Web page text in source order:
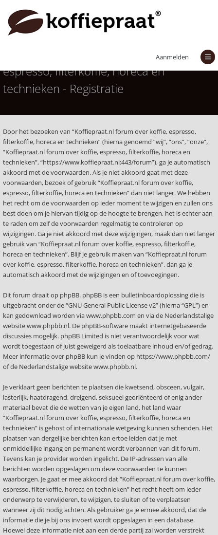
Aanmelden
Koffiepraat.nl forum over koffie,
espresso, filterkoffie, horeca en
technieken - Registratie
Door het bezoeken van “Koffiepraat.nl forum over koffie, espresso,
filterkoffie, horeca en technieken” (hierna genoemd “wij”, “ons”, “onze”,
“Koffiepraat.nl forum over koffie, espresso, filterkoffie, horeca en
technieken”, “https://www.koffiepraat.nl:443/forum”), ga je automatisch
akkoord met de voorwaarden. Als je niet akkoord gaat met deze
voorwaarden, bezoek of gebruik “Koffiepraat.nl forum over koffie,
espresso, filterkoffie, horeca en technieken” dan niet langer. We hebben
het recht om de voorwaarden op ieder moment te wijzigen en zullen ons
best doen om je hiervan tijdig op de hoogte te brengen, het is echter aan
te raden om zelf de voorwaarden regelmatig te controleren op
wijzigingen. Ga je niet akkoord met deze wijzigingen, maak dan niet langer
gebruik van “Koffiepraat.nl forum over koffie, espresso, filterkoffie,
horeca en technieken”. Blijf je gebruik maken van “Koffiepraat.nl forum
over koffie, espresso, filterkoffie, horeca en technieken”, dan ga je
automatisch akkoord met de wijzigingen en of toevoegingen.
Dit forum draait op phpBB. phpBB is een bulletinboardoplossing die is
uitgebracht onder de “GNU General Public License v2” (hierna “GPL”) en
kan gedownload worden viawww.phpbb.com en via de Nederlandstalige
websitewww.phpbb.nl. De phpBB-software maakt internetgebaseerde
discussies mogelijk. phpBB Limited is niet verantwoordelijk voor wat
wordt toegestaan of juist geweigerd als toelaatbare inhoud en/of gedrag.
Meer informatie over phpBB kun je vinden op https://www.phpbb.com/
of de Nederlandstalige websitewww.phpbb.nl.
Je verklaart geen berichten te plaatsen die kwetsend, obsceen, vulgair,
lasterlijk, haatdragend, dreigend, seksueel georiënteerd of enig ander
materiaal bevat die de wetten van je eigen land, het land waar
“Koffiepraat.nl forum over koffie, espresso, filterkoffie, horeca en
technieken” is gehost of internationale wetgeving kunnen schenden. Het
plaatsen van dergelijke berichten kan ertoe leiden dat je met
onmiddellijke ingang en permanent wordt verbannen van dit forum.
Tevens kan je provider worden ingelicht. De IP-adressen van alle
berichten worden opgeslagen om deze voorwaarden te kunnen
waarborgen. Je gaat er mee akkoord dat “Koffiepraat.nl forum over koffie,
espresso, filterkoffie, horeca en technieken” het recht heeft om ieder
onderwerp te verwijderen, te wijzigen, te sluiten of te verplaatsen
wanneer zij dit nodig achten. Als gebruiker ga je ermee akkoord, dat de
informatie die je bij ons invoert wordt opgeslagen in een database.
Hoewel deze informatie niet aan een derde partij zal worden verstrekt